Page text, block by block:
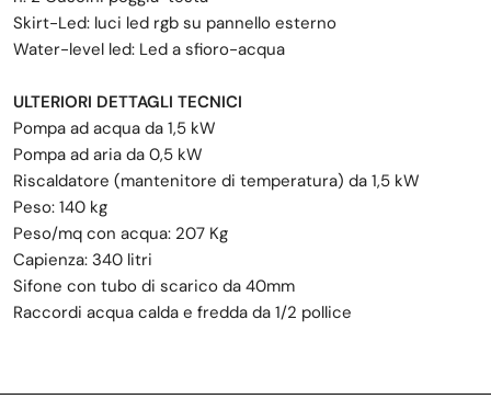
Skirt-Led: luci led rgb su pannello esterno
Water-level led: Led a sfioro-acqua
ULTERIORI DETTAGLI TECNICI
Pompa ad acqua da 1,5 kW
Pompa ad aria da 0,5 kW
Riscaldatore (mantenitore di temperatura) da 1,5 kW
Peso: 140 kg
Peso/mq con acqua: 207 Kg
Capienza: 340 litri
Sifone con tubo di scarico da 40mm
Raccordi acqua calda e fredda da 1/2 pollice